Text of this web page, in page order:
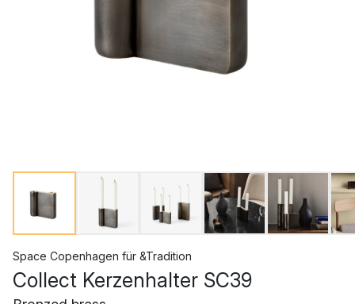
Space Copenhagen für &Tradition
Collect Kerzenhalter SC39